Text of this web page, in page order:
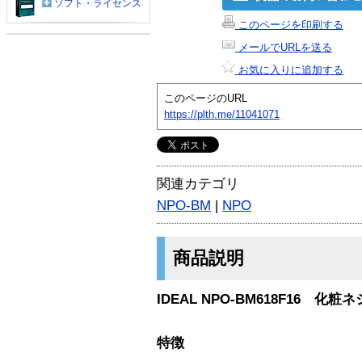
このページを印刷する
メールでURLを送る
お気に入りに追加する
このページのURL
https://plth.me/11041071
関連カテゴリ
NPO-BM | NPO
商品説明
IDEAL NPO-BM618F16 化粧ネ
特徴
ソフト・ライセンス